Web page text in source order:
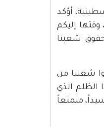
أؤكد
وقتها إليكم
شعبنا
شعبنا من
الظلم الذي
متمتعاً